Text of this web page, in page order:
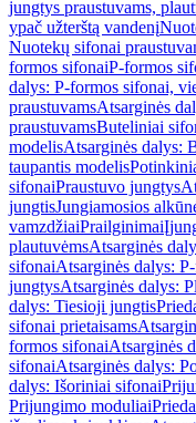
jungtys praustuvams,
ypač užterštą vandenį
Nuotekų sifonai
formos sifonaiP-formos
dalys: P-formos sifonai,
praustuvamsAtsarginės
praustuvamsButeliniai
modelisAtsarginės dalys:
taupantis modelis
sifonaiPraustuvo jungtys
jungtisJungiamosios
vamzdžiaiPrailginimai
plautuvėmsAtsarginės
sifonaiAtsarginės dalys:
jungtysAtsarginės dalys:
dalys: Tiesioji jungtis
sifonai prietaisams
formos sifonaiAtsarginės
sifonaiAtsarginės dalys:
dalys: Išoriniai sifonai
Prijungimo moduliai